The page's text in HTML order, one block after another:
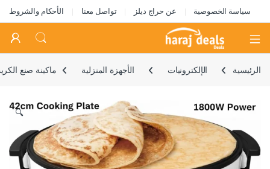
سياسة الخصوصية عن حراج ديلز تواصل معنا الأحكام والشروط
Open
الرئيسية الإلكترونيات الأجهزة المنزلية ماكينة صنع الكريب
🔍